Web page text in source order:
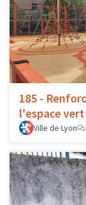
185 -
l'espace vert
Ville de Lyon